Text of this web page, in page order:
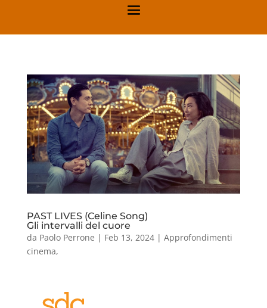
PAST LIVES (Celine Song)
Gli intervalli del cuore
da Paolo Perrone | Feb 13, 2024| Approfondimenti
cinema,